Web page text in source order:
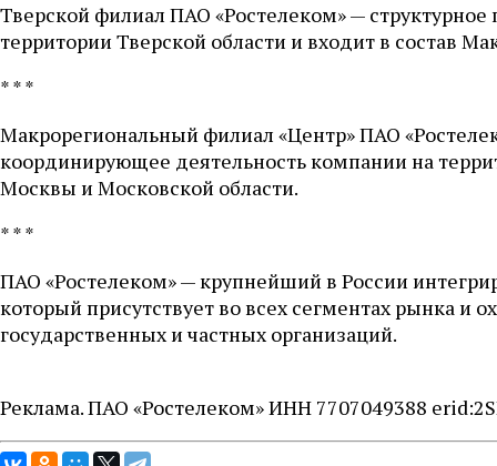
Тверской филиал ПАО «Ростелеком» —
территории Тверской области и входит в состав
* * *
Макрорегиональный филиал «Центр» ПАО
координирующее деятельность компании на
Москвы и Московской области.
* * *
ПАО «Ростелеком» — крупнейший в России
который присутствует во всех сегментах рынка и
государственных и частных организаций.
Реклама. ПАО «Ростелеком» ИНН 7707049388